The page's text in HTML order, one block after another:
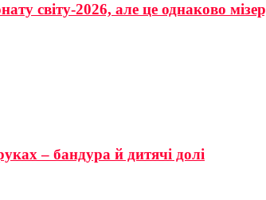
світу-2026, але це однаково
– бандура й дитячі долі